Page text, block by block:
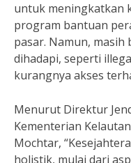
untuk meningkatkan
program bantuan
pasar. Namun,
dihadapi, seperti
kurangnya akses
Menurut Direktur
Kementerian
Mochtar,
holistik, mulai dari